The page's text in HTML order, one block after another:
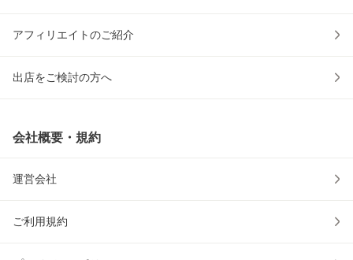
アフィリエイトのご紹介
出店をご検討の方へ
会社概要・規約
運営会社
ご利用規約